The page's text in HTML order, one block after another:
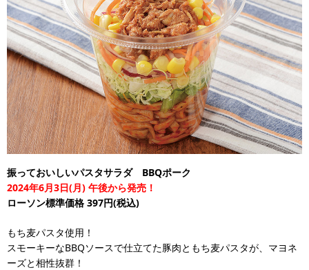
振っておいしいパスタサラダ BBQポーク
2024年6月3日(月) 午後から発売！
ローソン標準価格 397円(税込)
もち麦パスタ使用！
スモーキーなBBQソースで仕立てた豚肉ともち麦パスタが、マヨネ
ーズと相性抜群！